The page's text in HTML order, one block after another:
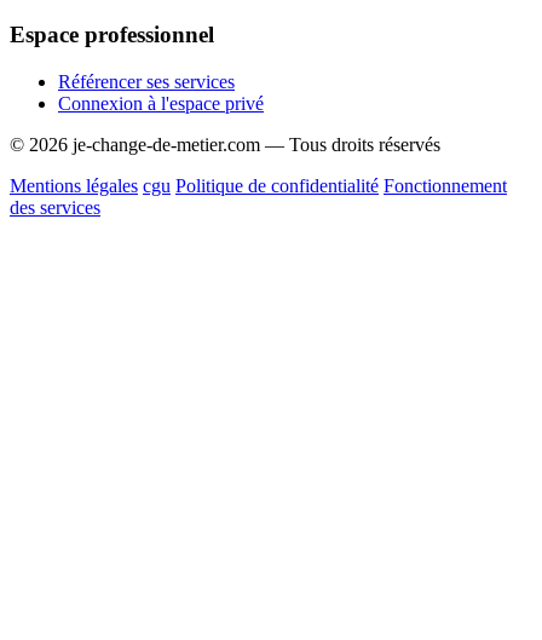
Espace professionnel
Référencer ses services
Connexion à l'espace privé
© 2026 je-change-de-metier.com — Tous droits réservés
Mentions légales cgu Politique de confidentialité Fonctionnement
des services